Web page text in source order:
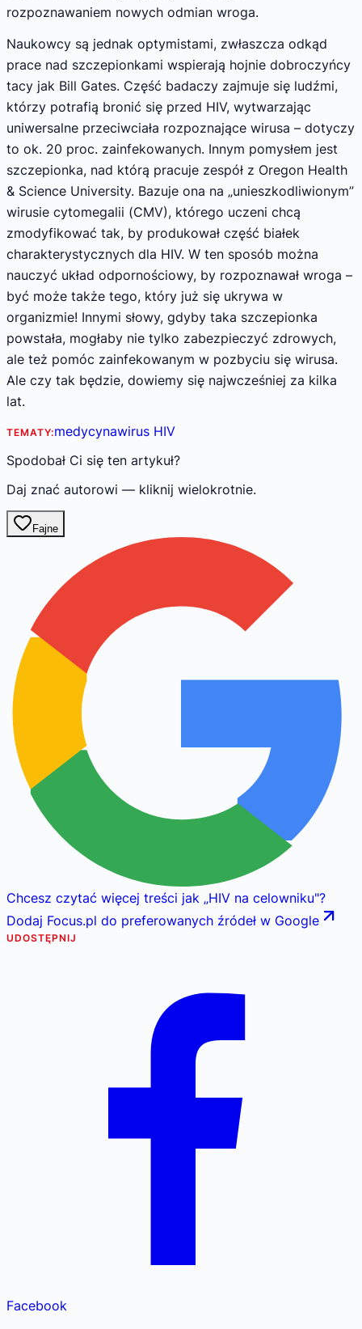
rozpoznawaniem nowych odmian wroga.
Naukowcy są jednak optymistami, zwłaszcza odkąd
prace nad szczepionkami wspierają hojnie dobroczyńcy
tacy jak Bill Gates. Część badaczy zajmuje się ludźmi,
którzy potrafią bronić się przed HIV, wytwarzając
uniwersalne przeciwciała rozpoznające wirusa – dotyczy
to ok. 20 proc. zainfekowanych. Innym pomysłem jest
szczepionka, nad którą pracuje zespół z Oregon Health
& Science University. Bazuje ona na „unieszkodliwionym”
wirusie cytomegalii (CMV), którego uczeni chcą
zmodyfikować tak, by produkował część białek
charakterystycznych dla HIV. W ten sposób można
nauczyć układ odpornościowy, by rozpoznawał wroga –
być może także tego, który już się ukrywa w
organizmie! Innymi słowy, gdyby taka szczepionka
powstała, mogłaby nie tylko zabezpieczyć zdrowych,
ale też pomóc zainfekowanym w pozbyciu się wirusa.
Ale czy tak będzie, dowiemy się najwcześniej za kilka
lat.
TEMATY:medycynawirus HIV
Spodobał Ci się ten artykuł?
Daj znać autorowi — kliknij wielokrotnie.
Fajne
Chcesz czytać więcej treści jak „HIV na celowniku"?
Dodaj Focus.pl do preferowanych źródeł w Google
UDOSTĘPNIJ
Facebook